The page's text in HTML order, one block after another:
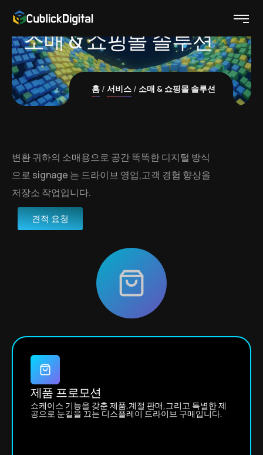
소매 & 쇼핑몰 솔루션
홈 서비스 소매 & 쇼핑몰 솔루션
변환 귀하의 소매용으로 공간 똑똑한 디지털 방식
으로 signage 는 드라이브 영업,고객 경험 향상을
저장소 작업입니다.
견적 요청
제품 프로모션
쇼케이스 기능을 갖춘 제품,계절 판매,그리고 특별한 제
공으로 눈길을 끄는 디스플레이 드라이브 구매입니다.